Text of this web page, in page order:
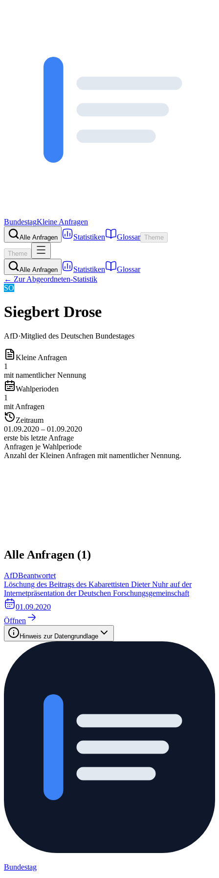
BundestagKleine Anfragen
Alle Anfragen Statistiken Glossar Theme
Theme
Alle Anfragen Statistiken
Glossar
← Zur Abgeordneten-Statistik
SO
Siegbert Drose
AfD·Mitglied des Deutschen Bundestages
Kleine Anfragen
1
mit namentlicher Nennung
Wahlperioden
1
mit Anfragen
Zeitraum
01.09.2020 – 01.09.2020
erste bis letzte Anfrage
Anfragen je Wahlperiode
Anzahl der Kleinen Anfragen mit namentlicher Nennung.
Alle Anfragen (1)
AfDBeantwortet
Löschung des Beitrags des Kabarettisten Dieter Nuhr auf der
Internetpräsentation der Deutschen Forschungsgemeinschaft
01.09.2020
Öffnen
Hinweis zur Datengrundlage
Bundestag